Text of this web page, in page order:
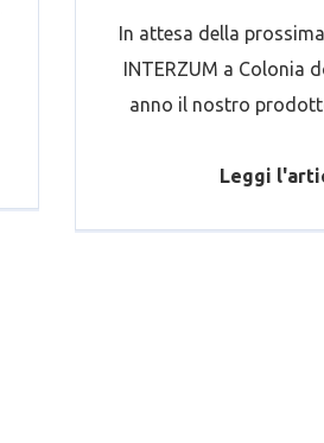
In attesa della
INTERZUM a Colonia
anno il nostro
Leggi